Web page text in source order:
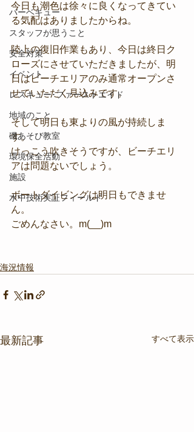
バーベキュー
スタッフが思うこと
安全対策
イベント
レスキュー･ファーストエイド
地域のこと
磯あそび教室
環境保全活動
施設
水中技術実証フィールド
今日も潮色は徐々に良くなってきてい
る気配はありましたからね。
陸上の復旧作業もあり、今日は終日ク
ローズにさせていただきましたが、明
日はビーチエリアのみ通常オープンさ
せていただく見込みです。
そして明日も東よりの風が持続しま
す。
けっこう吹きそうですが、ビーチエリ
アは問題ないでしょう。
ボートダイビングは明日もできませ
ん。
ごめんなさい。m(__)m
海況情報
最新記事 すべて表示